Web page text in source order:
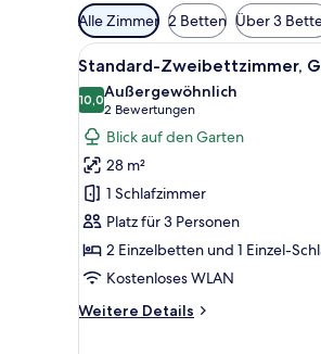
Verfügbare
Filter
für
Zimmer
Alle Zimmer 2 Betten Über 3
Alle
Fotos
für
Standard-
Zweibettzimmer,
Gartenblick
anzeigen
3
Standard-Zweibettzimmer,
10,010,0 von 10
Außergewöhnlich
2 Bewertungen
(2
Bewertungen)
Blick auf den Garten
28 m²
1 Schlafzimmer
Platz für 3 Personen
2 Einzelbetten und 1 Einzel-
Kostenloses WLAN
Weitere Details
Weitere